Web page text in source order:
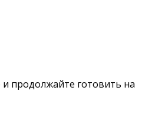
продолжайте готовить на